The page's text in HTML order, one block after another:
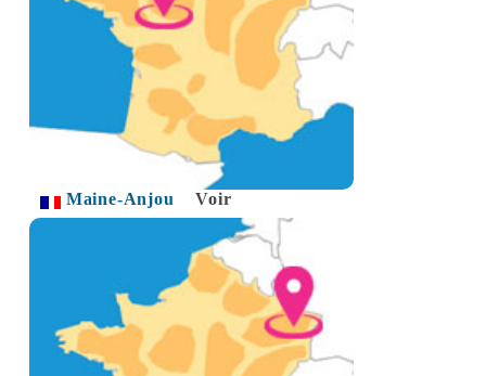
Maine-Anjou Voir